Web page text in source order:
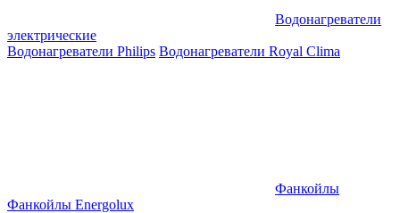
Водонагреватели
электрические
Водонагреватели Philips Водонагреватели Royal Clima
Фанкойлы
Фанкойлы Energolux